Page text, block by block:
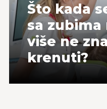
Što kada
sa zubima
više ne
krenuti?